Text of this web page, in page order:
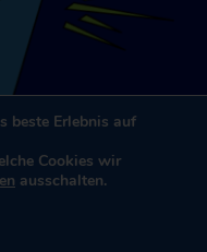
beste Erlebnis auf
Cookies wir
ausschalten.